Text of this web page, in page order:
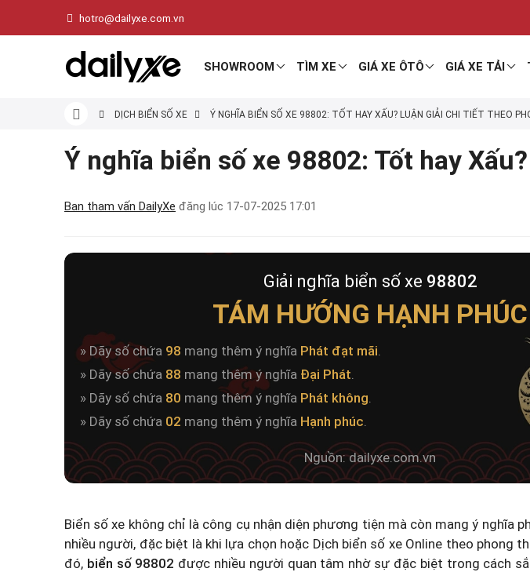
hotro@dailyxe.com.vn
SHOWROOM TÌM XE GIÁ XE ÔTÔ GIÁ XE TẢI
DỊCH BIỂN SỐ XE Ý NGHĨA BIỂN SỐ XE 98802: TỐT HAY XẤU? LUẬN GIẢI CHI TIẾT THEO
Ý nghĩa biển số xe 98802: Tốt hay
Ban tham vấn DailyXe đăng lúc 17-07-2025 17:01
Giải nghĩa biển số xe 98802
TÁM HƯỚNG HẠNH PHÚC
» Dãy số chứa 98 mang thêm ý nghĩa Phát đạt mãi.
» Dãy số chứa 88 mang thêm ý nghĩa Đại Phát.
» Dãy số chứa 80 mang thêm ý nghĩa Phát không.
» Dãy số chứa 02 mang thêm ý nghĩa Hạnh phúc.
Nguồn: dailyxe.com.vn
Biển số xe không chỉ là công cụ nhận diện phương tiện mà còn mang ý nghĩa
nhiều người, đặc biệt là khi lựa chọn hoặc Dịch biển số xe Online theo phong
đó, biển số 98802 được nhiều người quan tâm nhờ sự đặc biệt trong cách